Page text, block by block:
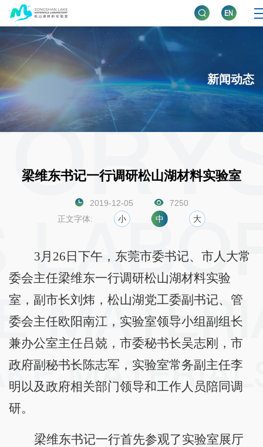
新闻动态
梁维东书记一行调研松山湖材料实验室
2019-12-05
7250
正文字体:
小 中 大
3月26日下午，东莞市委书记、市人大常
委会主任梁维东一行调研松山湖材料实验
室，副市长刘炜，松山湖党工委副书记、管
委会主任欧阳南江，实验室领导小组副组长
兼办公室主任吕兢，市委秘书长吴志刚，市
政府副秘书长陈志军，实验室常务副主任李
明以及政府相关部门领导和工作人员陪同调
研。
梁维东书记一行首先参观了实验室展厅